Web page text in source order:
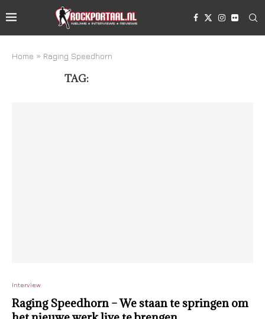
Home » Raging Speedhorn
TAG:
Interview
Raging Speedhorn – We staan te springen om